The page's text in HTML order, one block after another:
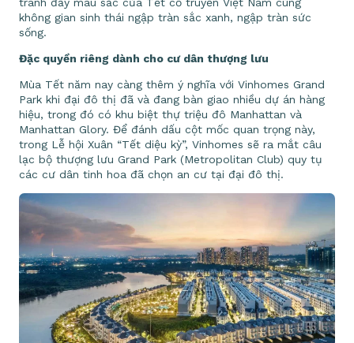
không gian sinh thái ngập tràn sắc xanh, ngập tràn sức
sống.
Đặc quyền riêng dành cho cư dân thượng lưu
Mùa Tết năm nay càng thêm ý nghĩa với Vinhomes Grand
Park khi đại đô thị đã và đang bàn giao nhiều dự án hàng
hiệu, trong đó có khu biệt thự triệu đô Manhattan và
Manhattan Glory. Để đánh dấu cột mốc quan trọng này,
trong Lễ hội Xuân “Tết diệu kỳ”, Vinhomes sẽ ra mắt câu
lạc bộ thượng lưu Grand Park (Metropolitan Club) quy tụ
các cư dân tinh hoa đã chọn an cư tại đại đô thị.